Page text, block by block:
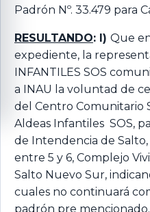
Padrón Nº. 33.479 para
RESULTANDO: I) Que
expediente, la
INFANTILES SOS
a INAU la voluntad de
del Centro Comunitario
Aldeas Infantiles SOS,
de Intendencia de Salto,
entre 5 y 6, Complejo
Salto Nuevo Sur,
cuales no continuará
padrón pre mencionado.